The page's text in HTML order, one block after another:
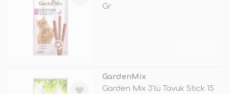
Gr
GardenMix
Garden Mix 3'lü Tavuk Stick 15